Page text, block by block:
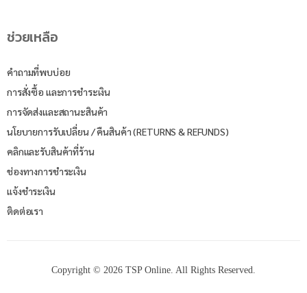
ช่วยเหลือ
คำถามที่พบบ่อย
การสั่งซื้อ และการชำระเงิน
การจัดส่งและสถานะสินค้า
นโยบายการรับเปลี่ยน / คืนสินค้า (RETURNS & REFUNDS)
คลิกและรับสินค้าที่ร้าน
ช่องทางการชำระเงิน
แจ้งชำระเงิน
ติดต่อเรา
Copyright © 2026 TSP Online. All Rights Reserved.